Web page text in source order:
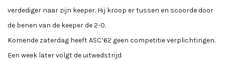
verdediger naar zijn keeper. Hij kroop er tussen en scoorde door
de benen van de keeper de 2-0.
Komende zaterdag heeft ASC’62 geen competitie verplichtingen.
Een week later volgt de uitwedstrijd